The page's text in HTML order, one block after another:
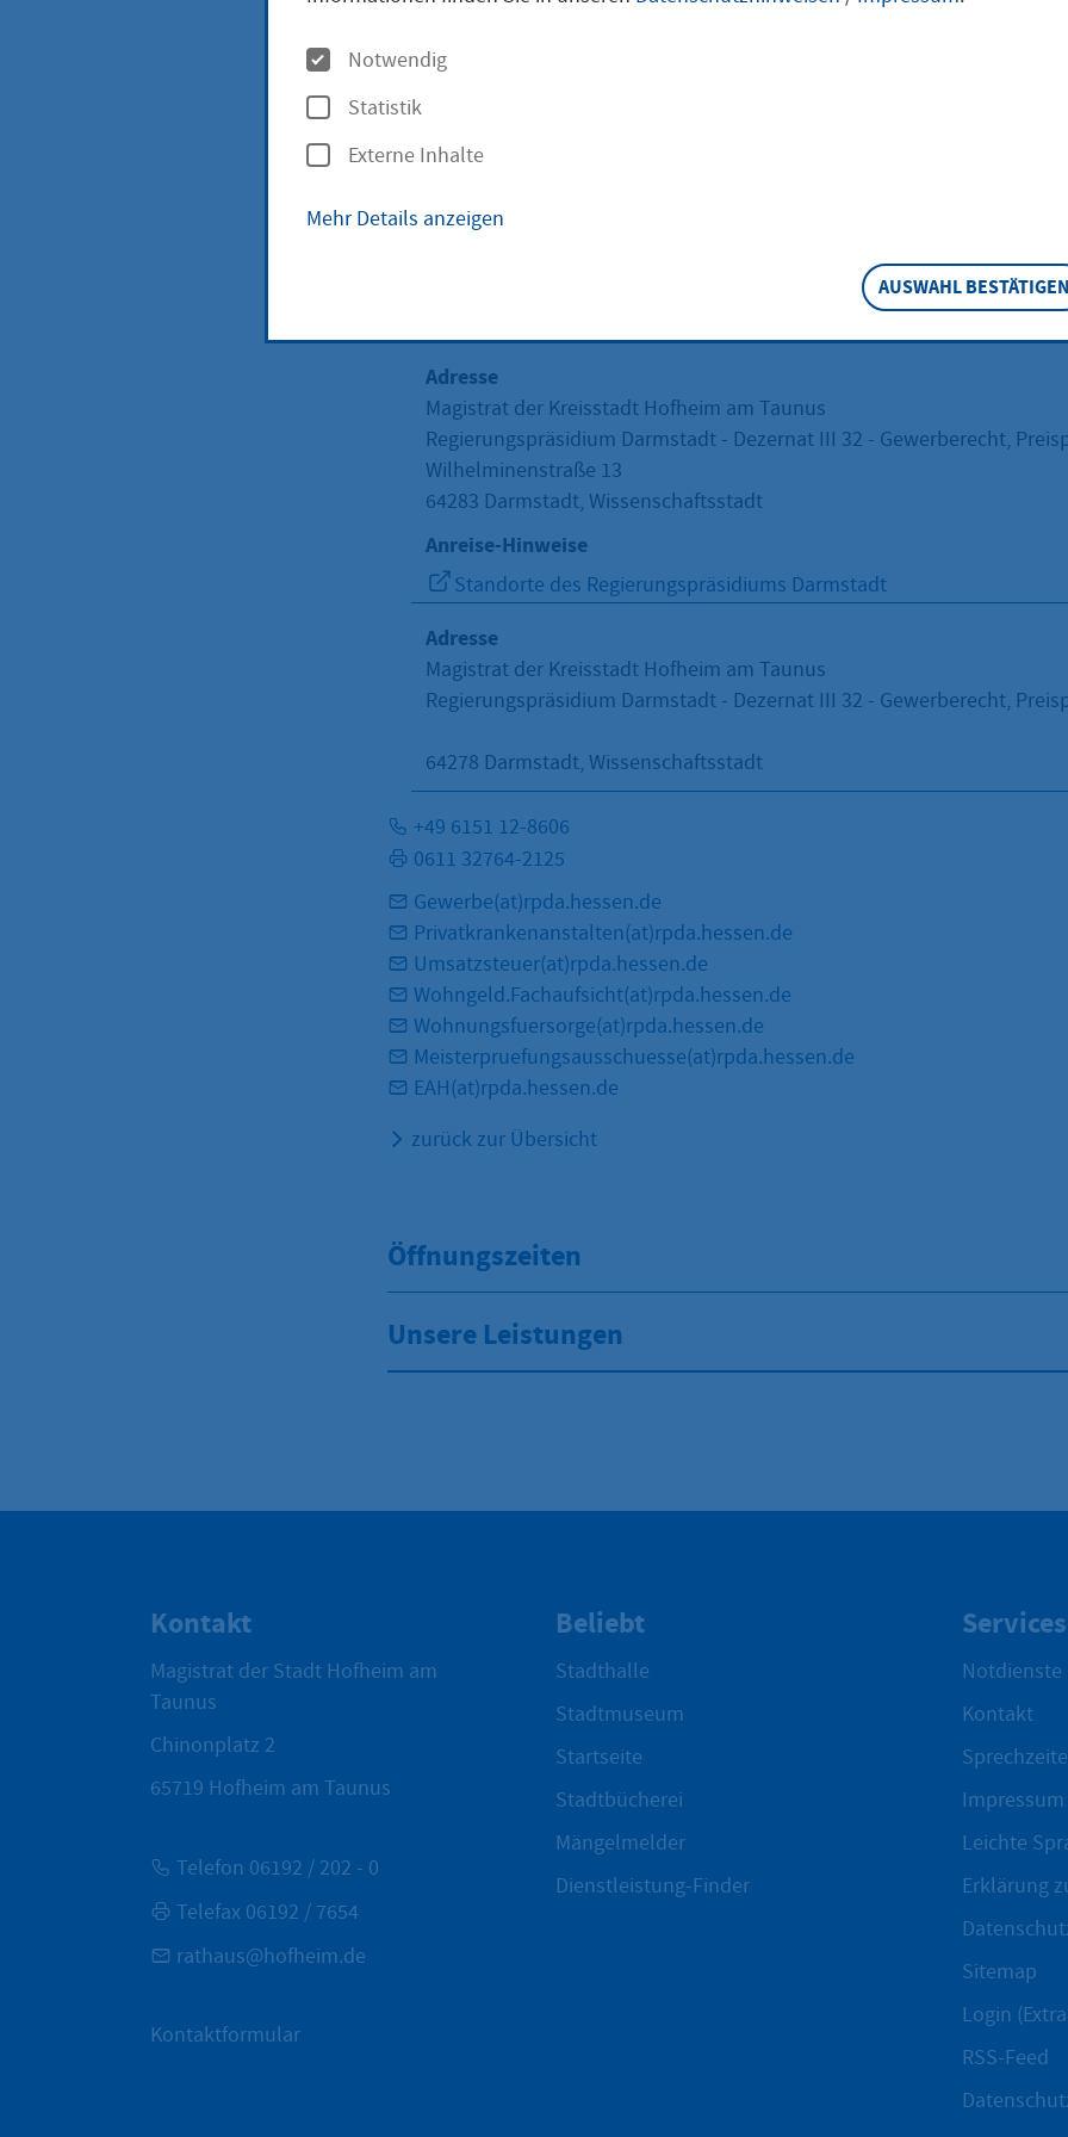
32 - Gewerberecht,
Preisprüfung
Adresse
Magistrat der Kreisstadt Hofheim am Taunus
Regierungspräsidium Darmstadt - Dezernat III 32 - Gewerberecht,
Wilhelminenstraße 13
64283 Darmstadt, Wissenschaftsstadt
Anreise-Hinweise
Standorte des Regierungspräsidiums Darmstadt
Adresse
Magistrat der Kreisstadt Hofheim am Taunus
Regierungspräsidium Darmstadt - Dezernat III 32 - Gewerberecht,
64278 Darmstadt, Wissenschaftsstadt
+49 6151 12-8606
0611 32764-2125
Gewerbe(at)rpda.hessen.de
Privatkrankenanstalten(at)rpda.hessen.de
Umsatzsteuer(at)rpda.hessen.de
Wohngeld.Fachaufsicht(at)rpda.hessen.de
Wohnungsfuersorge(at)rpda.hessen.de
Meisterpruefungsausschuesse(at)rpda.hessen.de
EAH(at)rpda.hessen.de
zurück zur Übersicht
Öffnungszeiten
Unsere Leistungen
Kontakt
Magistrat der Stadt Hofheim am
Taunus
Chinonplatz 2
65719 Hofheim am Taunus
Telefon 06192 / 202 - 0
Telefax 06192 / 7654
rathaus@hofheim.de
Kontaktformular
Beliebt
Stadthalle
Stadtmuseum
Startseite
Stadtbücherei
Mängelmelder
Dienstleistung-Finder
Services
Notdienste
Kontakt
Impressum
Leichte
Erklärung
Sitemap
Login
RSS-Feed
O
p
t
i
o
n
Notwendig
Statistik
Externe Inhalte
Mehr Details anzeigen
AUSWAHL BESTÄTIGEN